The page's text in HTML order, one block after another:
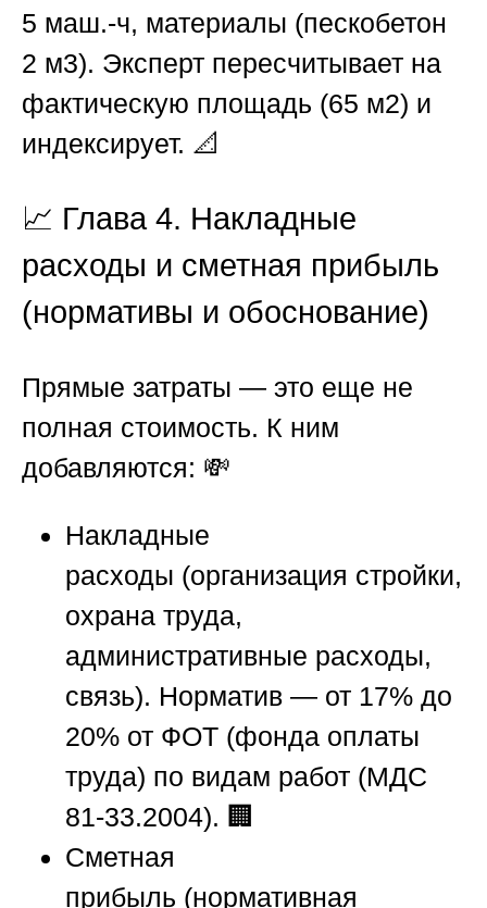
5 маш.-ч, материалы (пескобетон
2 м3). Эксперт пересчитывает на
фактическую площадь (65 м2) и
индексирует. 📐
📈 Глава 4. Накладные
расходы и сметная прибыль
(нормативы и обоснование)
Прямые затраты — это еще не
полная стоимость. К ним
добавляются: 💸
Накладные
расходы (организация стройки,
охрана труда,
административные расходы,
связь). Норматив — от 17% до
20% от ФОТ (фонда оплаты
труда) по видам работ (МДС
81-33.2004). 🏢
Сметная
прибыль (нормативная